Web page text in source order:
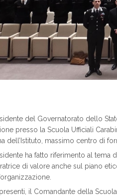
del Governatorato dello
presso la Scuola Ufficiali
dell’Istituto, massimo centro di
ha fatto riferimento al
di valore anche sul piano
il Comandante della